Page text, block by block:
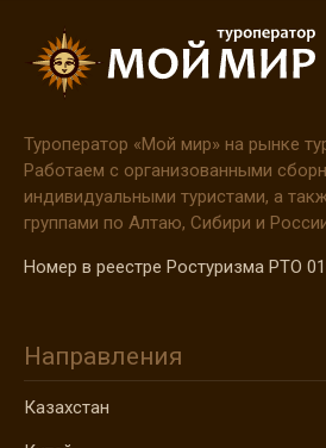
Туроператор «Мой мир» на рынке
Работаем с организованными
индивидуальными туристами, а
группами по Алтаю, Сибири и
Номер в реестре Ростуризма РТО
Направления
Казахстан